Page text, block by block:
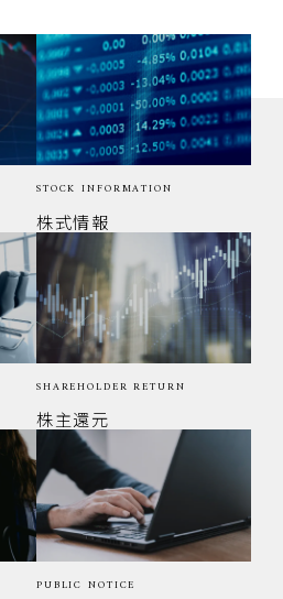
STOCK INFORMATION
株式情報
SHAREHOLDER RETURN
株主還元
PUBLIC NOTICE